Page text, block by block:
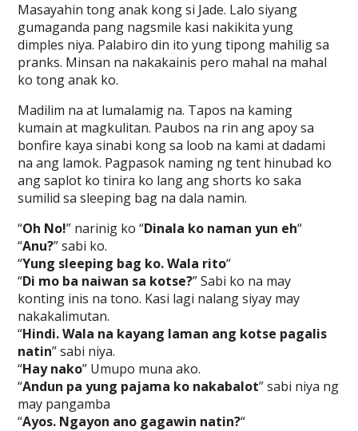
Masayahin tong anak kong si Jade. Lalo siyang
gumaganda pang nagsmile kasi nakikita yung
dimples niya. Palabiro din ito yung tipong mahilig sa
pranks. Minsan na nakakainis pero mahal na mahal
ko tong anak ko.
Madilim na at lumalamig na. Tapos na kaming
kumain at magkulitan. Paubos na rin ang apoy sa
bonfire kaya sinabi kong sa loob na kami at dadami
na ang lamok. Pagpasok naming ng tent hinubad ko
ang saplot ko tinira ko lang ang shorts ko saka
sumilid sa sleeping bag na dala namin.
“Oh No!” narinig ko “Dinala ko naman yun eh“
“Anu?” sabi ko.
“Yung sleeping bag ko. Wala rito“
“Di mo ba naiwan sa kotse?” Sabi ko na may
konting inis na tono. Kasi lagi nalang siyay may
nakakalimutan.
“Hindi. Wala na kayang laman ang kotse pagalis
natin” sabi niya.
“Hay nako” Umupo muna ako.
“Andun pa yung pajama ko nakabalot” sabi niya ng
may pangamba
“Ayos. Ngayon ano gagawin natin?“